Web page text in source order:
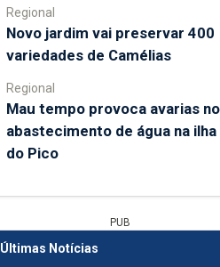
Regional
Novo jardim vai preservar 400
variedades de Camélias
Regional
Mau tempo provoca avarias no
abastecimento de água na ilha
do Pico
PUB
Últimas Notícias